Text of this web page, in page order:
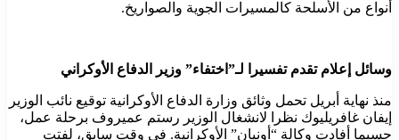
أنواع من الأسلحة كالمسيرات الجوية والصواريخ.
وسائل إعلام تقدم تفسيرا لـ”اختفاء” وزير الدفاع الأوكراني
منذ نهاية أبريل تحمل وثائق وزارة الدفاع الأوكرانية توقيع نائب الوزير
إيفان غافريليوك نظرا لانشغال الوزير رستم عميروف برحلة عمل،
حسبما أفادت وكالة “أونيان” الأوكرانية. في وقت سابق، لفتت